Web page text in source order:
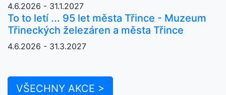
4.6.2026 - 31.1.2027
To to letí ... 95 let města Třince - Muzeum
Třineckých železáren a města Třince
4.6.2026 - 31.3.2027
VŠECHNY AKCE >